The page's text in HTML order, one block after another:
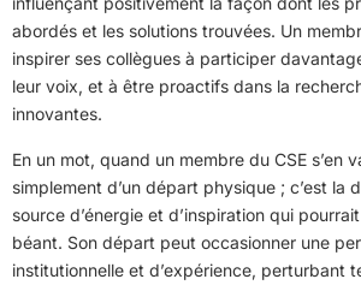
abordés et les solutions trouvées. Un
inspirer ses collègues à participer
leur voix, et à être proactifs dans la
innovantes.
En un mot, quand un membre du CSE s’en
simplement d’un départ physique ; c’est la
source d’énergie et d’inspiration qui
béant. Son départ peut occasionner une
institutionnelle et d’expérience, perturbant